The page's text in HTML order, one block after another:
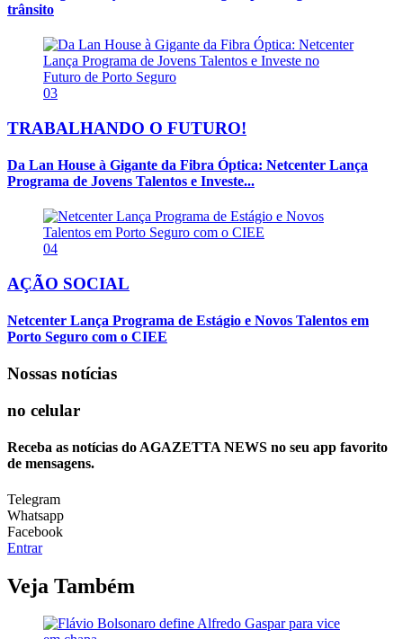
trânsito
03
TRABALHANDO O FUTURO!
Da Lan House à Gigante da Fibra Óptica: Netcenter Lança
Programa de Jovens Talentos e Investe...
04
AÇÃO SOCIAL
Netcenter Lança Programa de Estágio e Novos Talentos em
Porto Seguro com o CIEE
Nossas notícias
no celular
Receba as notícias do AGAZETTA NEWS no seu app favorito
de mensagens.
Telegram
Whatsapp
Facebook
Entrar
Veja Também